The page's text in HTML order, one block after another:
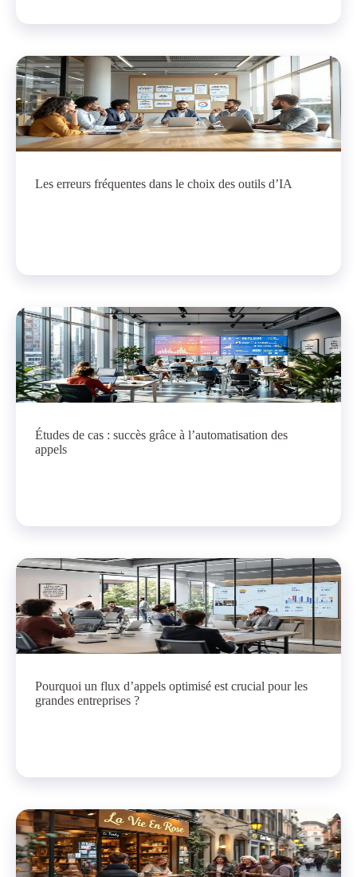
Les erreurs fréquentes dans le choix des outils d’IA
Études de cas : succès grâce à l’automatisation des
appels
Pourquoi un flux d’appels optimisé est crucial pour les
grandes entreprises ?